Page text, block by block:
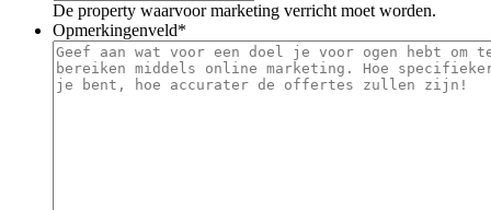
De property waarvoor marketing verricht moet worden.
Opmerkingenveld*